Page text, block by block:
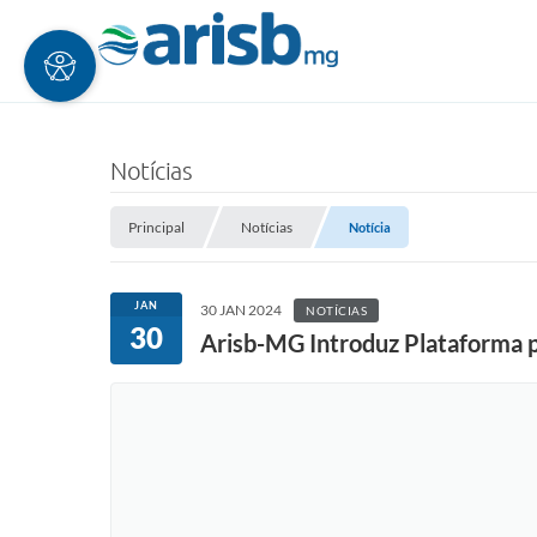
Notícias
Principal Notícias Notícia
JAN
30
30 JAN 2024 NOTÍCIAS
Arisb-MG Introduz Plataforma